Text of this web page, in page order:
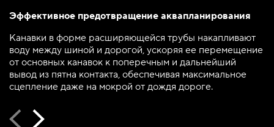
Эффективное предотвращение аквапланирования
Канавки в форме расширяющейся трубы накапливают
воду между шиной и дорогой, ускоряя ее перемещение
от основных канавок к поперечным и дальнейший
вывод из пятна контакта, обеспечивая максимальное
сцепление даже на мокрой от дождя дороге.